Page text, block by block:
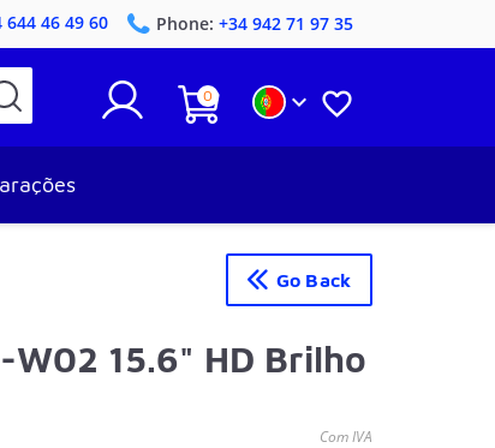
644 46 49 60 Phone: +34 942 71 97 35
0  
Go Back
W02 15.6" HD Brilho
Com IVA